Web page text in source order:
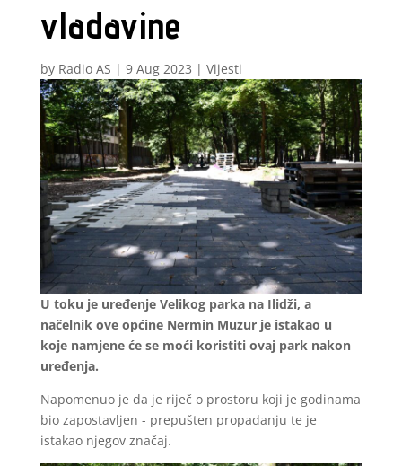
vladavine
by Radio AS | 9 Aug 2023 | Vijesti
U toku je uređenje Velikog parka na Ilidži, a
načelnik ove općine Nermin Muzur je istakao u
koje namjene će se moći koristiti ovaj park nakon
uređenja.
Napomenuo je da je riječ o prostoru koji je godinama
bio zapostavljen - prepušten propadanju te je
istakao njegov značaj.